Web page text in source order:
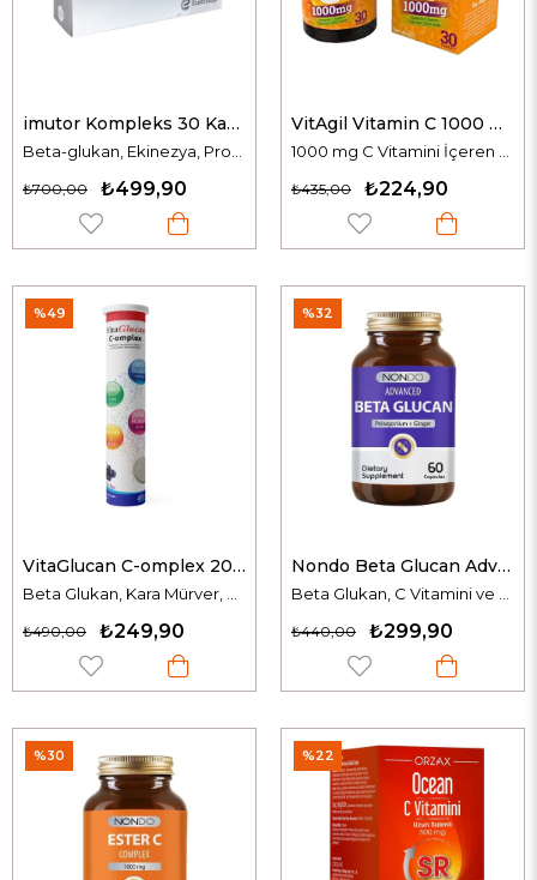
imutor Kompleks 30 Kapsül
₺499,90
₺700,00
VitAgil Vitamin C 1000 mg 30 Tablet
₺224,90
₺435,00
VitaGlucan C-omplex 20 Efervesan Tablet
₺249,90
₺490,00
%49
Nondo Beta Glucan Advanced 60 Kapsül
₺299,90
₺440,00
%32
%30 %22